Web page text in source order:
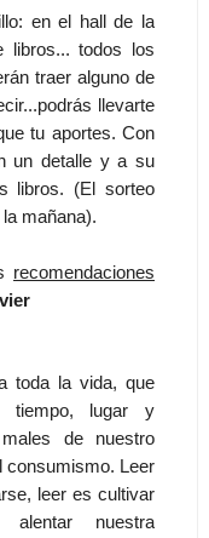
en el hall de la
libros... todos los
traer alguno de
llevarte
tu aportes. Con
un detalle y a su
libros. (El sorteo
mañana).
recomendaciones
toda la vida, que
tiempo, lugar y
de nuestro
consumismo. Leer
leer es cultivar
alentar nuestra